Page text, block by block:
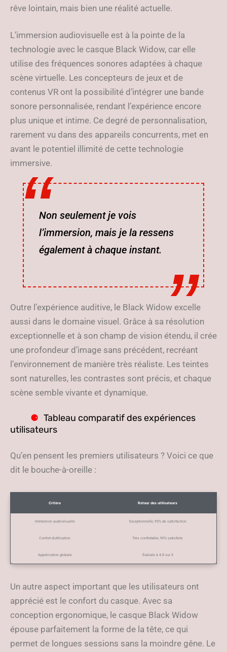
rêve lointain, mais bien une réalité actuelle.
L’immersion audiovisuelle est à la pointe de la
technologie avec le casque Black Widow, car elle
utilise des fréquences sonores adaptées à chaque
scène virtuelle. Les concepteurs de jeux et de
contenus VR ont la possibilité d’intégrer une bande
sonore personnalisée, rendant l’expérience encore
plus unique et intime. Ce degré de personnalisation,
rarement vu dans des appareils concurrents, met en
avant le potentiel illimité de cette technologie
immersive.
Non seulement je vois
l’immersion, mais je la ressens
également à chaque instant.
Outre l’expérience auditive, le Black Widow excelle
aussi dans le domaine visuel. Grâce à sa résolution
exceptionnelle et à son champ de vision étendu, il crée
une profondeur d’image sans précédent, recréant
l’environnement de manière très réaliste. Les teintes
sont naturelles, les contrastes sont précis, et chaque
scène semble vivante et dynamique.
Tableau comparatif des expériences
utilisateurs
Qu’en pensent les premiers utilisateurs ? Voici ce que
dit le bouche-à-oreille :
Critère Retour des utilisateurs
Immersion audiovisuelle Exceptionnelle, 95% de satisfaction
Confort d’utilisation Très confortable, 90% satisfaits
Appréciation globale Évaluée à 4.8 sur 5
Un autre aspect important que les utilisateurs ont
apprécié est le confort du casque. Avec sa
conception ergonomique, le casque Black Widow
épouse parfaitement la forme de la tête, ce qui
permet de longues sessions sans la moindre gêne. Le